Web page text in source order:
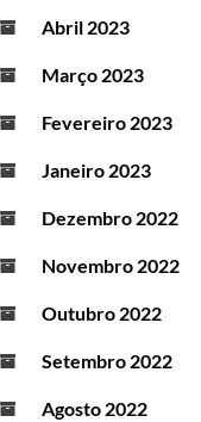
Abril 2023
Março 2023
Fevereiro 2023
Janeiro 2023
Dezembro 2022
Novembro 2022
Outubro 2022
Setembro 2022
Agosto 2022